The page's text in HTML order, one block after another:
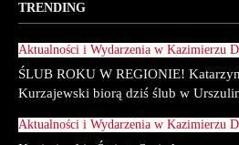
TRENDING
Aktualności i Wydarzenia w Kazimierzu
ŚLUB ROKU W REGIONIE!
Kurzajewski biorą dziś ślub w
Aktualności i Wydarzenia w Kazimierzu